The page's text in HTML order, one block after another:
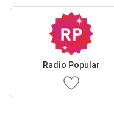
Radio Popular